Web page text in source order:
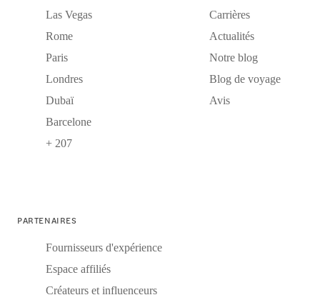
Las Vegas
Rome
Paris
Londres
Dubaï
Barcelone
+ 207
Carrières
Actualités
Notre blog
Blog de voyage
Avis
PARTENAIRES
Fournisseurs d'expérience
Espace affiliés
Créateurs et influenceurs